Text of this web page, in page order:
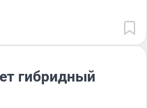
гибридный